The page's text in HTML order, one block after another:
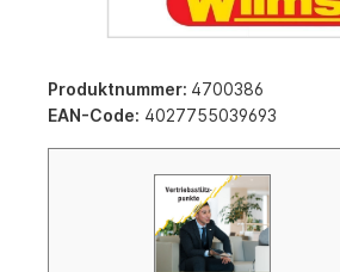
Produktnummer: 4700386
EAN-Code: 4027755039693